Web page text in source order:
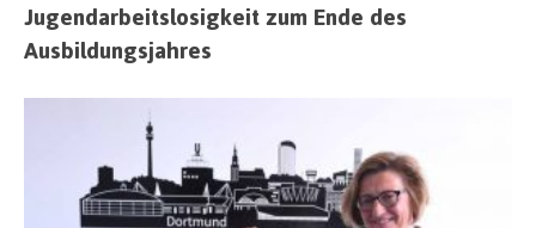
Jugendarbeitslosigkeit zum Ende des
Ausbildungsjahres